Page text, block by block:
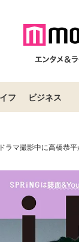
フ ビジネス
ラマ撮影中に高橋恭